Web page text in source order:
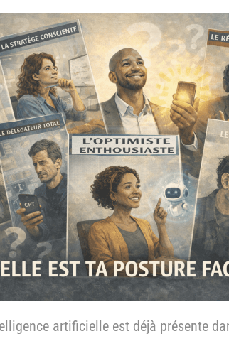
artificielle est déjà présente